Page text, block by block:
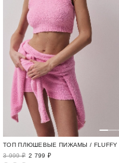
ТОП ПЛЮШЕВЫЕ ПИЖАМЫ / FLUFFY
3 999 ₽ 2 799 ₽